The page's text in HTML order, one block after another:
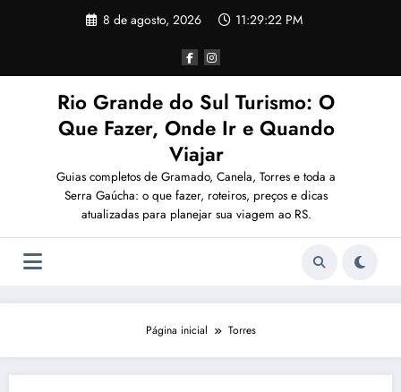
8 de agosto, 2026 11:29:22 PM
Rio Grande do Sul Turismo: O
Que Fazer, Onde Ir e Quando
Viajar
Guias completos de Gramado, Canela, Torres e toda a
Serra Gaúcha: o que fazer, roteiros, preços e dicas
atualizadas para planejar sua viagem ao RS.
Página inicial Torres